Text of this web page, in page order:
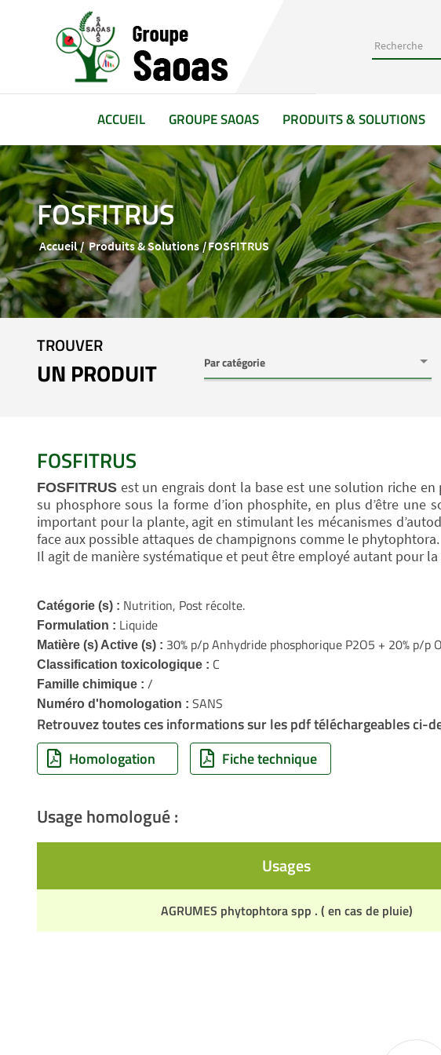
ACCUEIL(CURRENT)
GROUPE SAOAS PRODUITS & SOLUTIONS
FOSFITRUS
Accueil Produits & Solutions FOSFITRUS
TROUVER
UN PRODUIT
FOSFITRUS
FOSFITRUS est un engrais dont la base est une solution riche
su phosphore sous la forme d’ion phosphite, en plus d’être une
important pour la plante, agit en stimulant les mécanismes
face aux possible attaques de champignons comme le phytophtora.
Il agit de manière systématique et peut être employé autant pour
Catégorie (s) : Nutrition, Post récolte.
Formulation : Liquide
Matière (s) Active (s) : 30% p/p Anhydride phosphorique P2O5 + 20% p/p
Classification toxicologique : C
Famille chimique : /
Numéro d'homologation : SANS
Retrouvez toutes ces informations sur les pdf téléchargeables ci-
Homologation
Fiche technique
Usage homologué :
Usages
AGRUMES phytophtora spp . ( en cas de pluie)